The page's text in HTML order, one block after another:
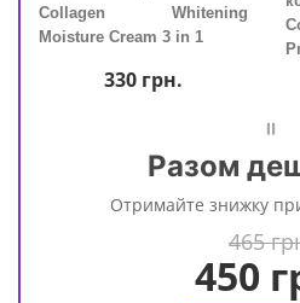
Collagen Whitening
Moisture Cream 3 in 1
330грн.
=
Разом
Отримайте знижку
465
450